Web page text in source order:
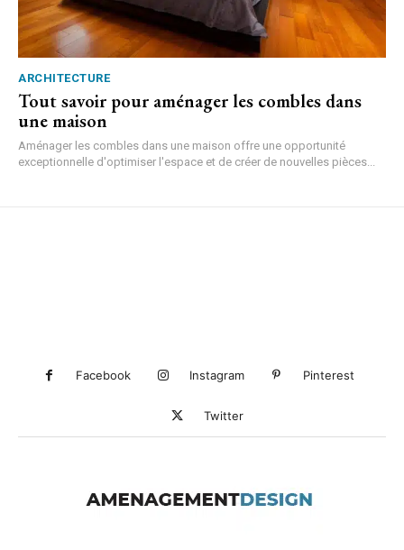
ARCHITECTURE
Tout savoir pour aménager les combles dans
une maison
Aménager les combles dans une maison offre une opportunité
exceptionnelle d'optimiser l'espace et de créer de nouvelles pièces...
Facebook Instagram Pinterest
Twitter